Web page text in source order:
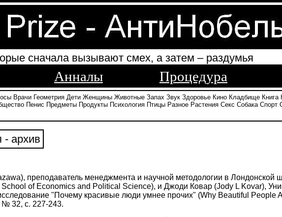
сначала вызывают смех, а затем – раздумья
Анналы Процедура
Врачи Геометрия Дети Женщины Животные Запах Звук Здоровье Кино Кладбище Книга
Пенис Предметы Продукты Психология Птицы Разное Растения Секс Собака Спорт
- архив
преподаватель менеджмента и научной методологии в Лондонской
School of Economics and Political Science), и Джоди Ковар (Jody L Kovar),
"Почему красивые люди умнее прочих" (Why Beautiful People
№ 32, с. 227-243.